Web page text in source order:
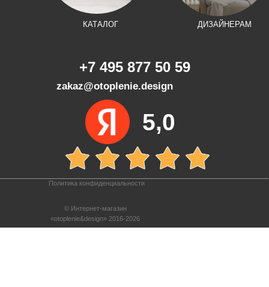
КАТАЛОГ ДИЗАЙНЕРАМ
+7 495 877 50 59
© Интернет-магазин
«otoplenie&design» 2016-2026
Политика конфиденциальности
zakaz@otoplenie.design
5,0